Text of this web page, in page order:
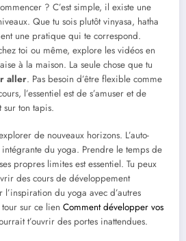
? C’est simple, il existe une
Que tu sois plutôt vinyasa, hatha
une pratique qui te correspond.
toi ou même, explore les vidéos en
à la maison. La seule chose que tu
aller. Pas besoin d’être flexible comme
l’essentiel est de s’amuser et de
ton tapis.
de nouveaux horizons. L’auto-
du yoga. Prendre le temps de
propres limites est essentiel. Tu peux
des cours de développement
du yoga avec d’autres
sur ce lien Comment développer vos
t’ouvrir des portes inattendues.